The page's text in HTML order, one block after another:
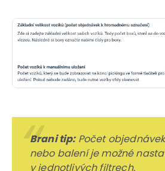
“Brani tip:Počet
nebo balení je možné
v jednotlivých filtrech.